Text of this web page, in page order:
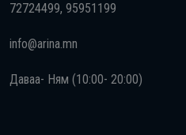
72724499, 95951199
info@arina.mn
Даваа- Ням (10:00- 20:00)